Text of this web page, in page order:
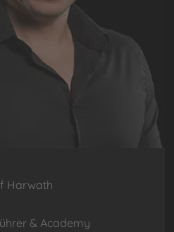
Harwath
& Academy